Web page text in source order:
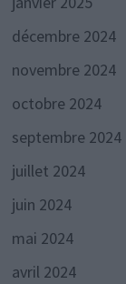
décembre 2024
novembre 2024
octobre 2024
septembre 2024
juillet 2024
juin 2024
mai 2024
avril 2024